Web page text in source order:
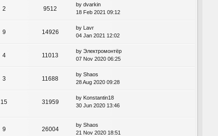
2 9512
by dvarkin
18 Feb 2021 09:12
9 14926
by Lavr
04 Jan 2021 12:02
4 11013
by Электромонтёр
07 Nov 2020 06:25
3 11688
by Shaos
28 Aug 2020 09:28
15 31959
by Konstantin18
30 Jun 2020 13:46
9 26004
by Shaos
21 Nov 2020 18:51